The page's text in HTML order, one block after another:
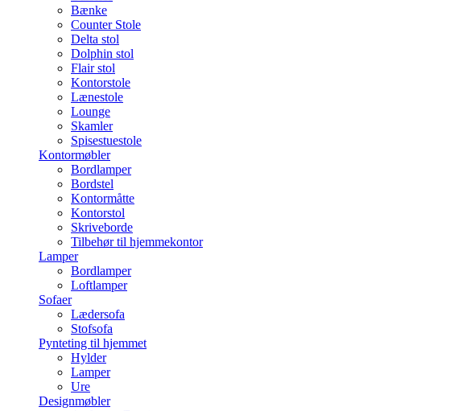
Bænke
Counter Stole
Delta stol
Dolphin stol
Flair stol
Kontorstole
Lænestole
Lounge
Skamler
Spisestuestole
Kontormøbler
Bordlamper
Bordstel
Kontormåtte
Kontorstol
Skriveborde
Tilbehør til hjemmekontor
Lamper
Bordlamper
Loftlamper
Sofaer
Lædersofa
Stofsofa
Pynteting til hjemmet
Hylder
Lamper
Ure
Designmøbler